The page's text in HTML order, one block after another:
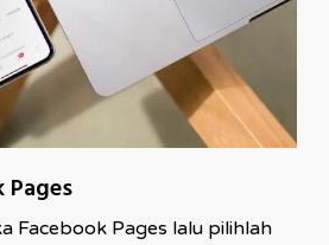
Pages
Facebook Pages lalu pilihlah